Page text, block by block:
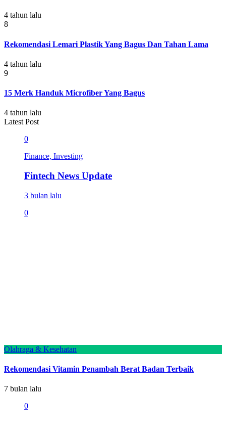
4 tahun lalu
8
Rekomendasi Lemari Plastik Yang Bagus Dan Tahan Lama
4 tahun lalu
9
15 Merk Handuk Microfiber Yang Bagus
4 tahun lalu
Latest Post
0
Finance, Investing
Fintech News Update
3 bulan lalu
0
Olahraga & Kesehatan
Rekomendasi Vitamin Penambah Berat Badan Terbaik
7 bulan lalu
0